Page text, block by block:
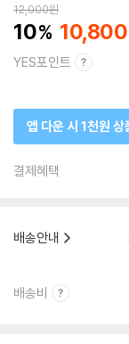
12,000원
10 10,800
YES포인트
앱 다운 시 1천원 상
결제혜택
배송안내
배송비